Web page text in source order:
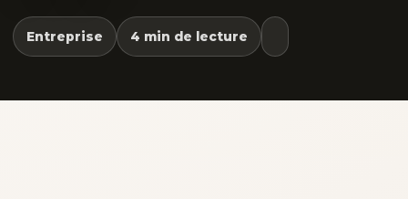
Entreprise 4 min de lecture